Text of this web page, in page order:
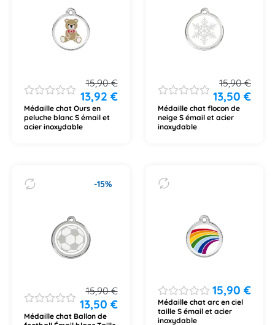
15,90€
13,92 €
Médaille chat Ours en
peluche blanc S émail et
acier inoxydable
15,90€
13,50€
Médaille chat flocon de
neige S émail et acier
inoxydable
-15%
15,90€
13,50 €
Médaille chat Ballon de
15,90€
Médaille chat arc en ciel
taille S émail et acier
inoxydable